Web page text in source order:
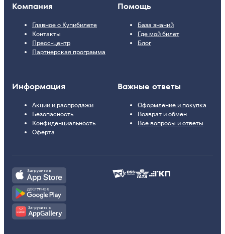
Компания
Главное о Купибилете
Контакты
Пресс-центр
Партнерская программа
Помощь
База знаний
Где мой билет
Блог
Информация
Акции и распродажи
Безопасность
Конфиденциальность
Оферта
Важные ответы
Оформление и покупка
Возврат и обмен
Все вопросы и ответы